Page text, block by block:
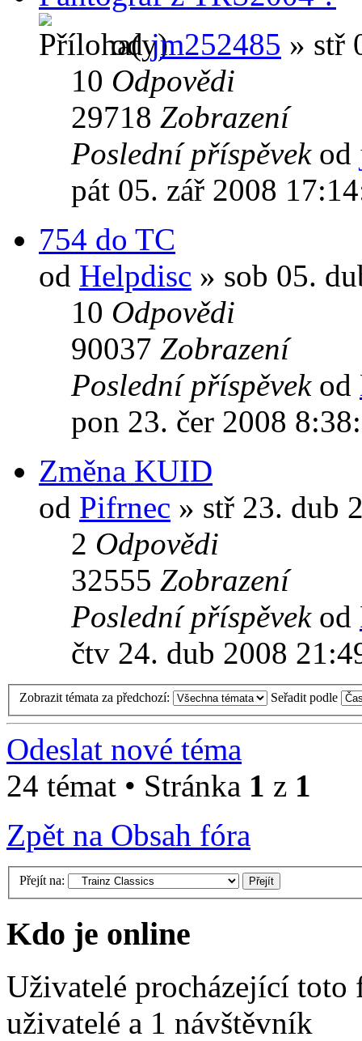
odjm252485 » stř
10 Odpovědi
29718 Zobrazení
Poslední příspěvek od
pát 05. zář 2008
754 do TC
od Helpdisc » sob 05.
10 Odpovědi
90037 Zobrazení
Poslední příspěvek od
pon 23. čer 2008
Změna KUID
od Pifrnec » stř 23. dub
2 Odpovědi
32555 Zobrazení
Poslední příspěvek od
čtv 24. dub 2008
Zobrazit témata za předchozí: Seřadit podle
Odeslat nové téma
24 témat • Stránka 1 z 1
Zpět na Obsah fóra
Přejít na:
Kdo je online
Uživatelé procházející
uživatelé a 1 návštěvník